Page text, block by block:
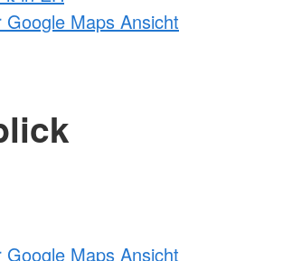
Google Maps Ansicht
Google Maps Ansicht